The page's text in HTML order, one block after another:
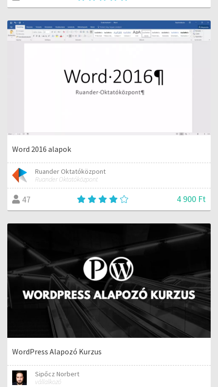
Word 2016 alapok
Ruander Oktatóközpont
Ruander Oktatóközpont
47 4 900 Ft
WordPress Alapozó Kurzus
Sipőcz Norbert
vállalkozó